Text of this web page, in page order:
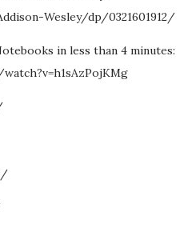
Wesley/dp/0321601912/
in less than 4 minutes: